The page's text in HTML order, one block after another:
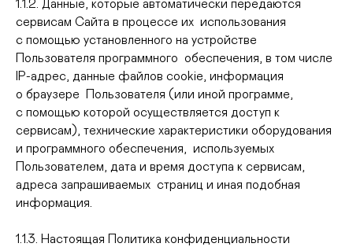
1.1.2. Данные, которые автоматически передаются
сервисам Сайта в процессе их использования
с помощью установленного на устройстве
Пользователя программного обеспечения, в том числе
IP-адрес, данные файлов cookie, информация
о браузере Пользователя (или иной программе,
с помощью которой осуществляется доступ к
сервисам), технические характеристики оборудования
и программного обеспечения, используемых
Пользователем, дата и время доступа к сервисам,
адреса запрашиваемых страниц и иная подобная
информация.
1.1.3. Настоящая Политика конфиденциальности